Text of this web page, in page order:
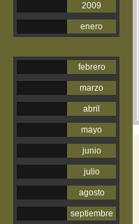
2009
enero
febrero
marzo
abril
mayo
junio
julio
agosto
septiembre